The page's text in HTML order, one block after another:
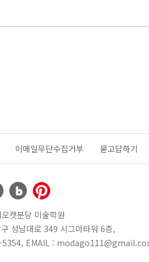
이메일무단수집거부 묻고답하기
캣분당 미술학원
성남대로 349 시그마타워 6층,
5354, EMAIL :